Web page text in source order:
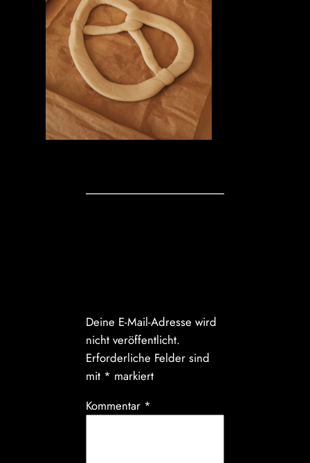
Deine E-Mail-Adresse wird
nicht veröffentlicht.
Erforderliche Felder sind
mit * markiert
Kommentar *